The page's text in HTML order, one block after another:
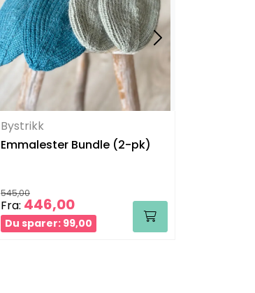
Bystrikk
Emmalester Bundle (2-pk)
545,00
Fra: 446,00
Du sparer: 99,00